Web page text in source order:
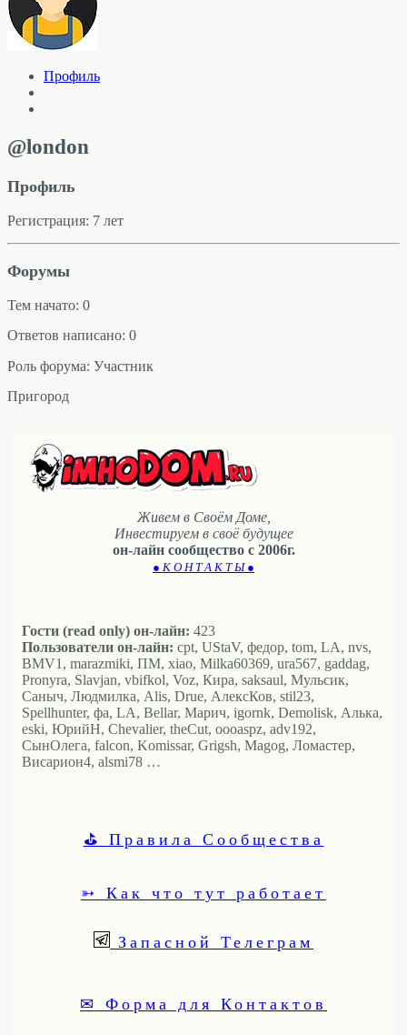
Профиль
@london
Профиль
Регистрация: 7 лет
Форумы
Тем начато: 0
Ответов написано: 0
Роль форума: Участник
Пригород
Живем в Своём Доме,
Инвестируем в своё будущее
он-лайн сообщество с 2006г.
● К О Н Т А К Т Ы ●
Гости (read only) он-лайн: 423
Пользователи он-лайн: cpt, UStaV, федор, tom, LA, nvs,
BMV1, marazmiki, ПМ, xiao, Milka60369, ura567, gaddag,
Pronyra, Slavjan, vbifkol, Voz, Кира, saksaul, Мульсик,
Саныч, Людмилка, Alis, Drue, АлексКов, stil23,
Spellhunter, фа, LA, Bellar, Марич, igornk, Demolisk, Алька,
eski, ЮрийН, Chevalier, theCut, oooaspz, adv192,
СынОлега, falcon, Komissar, Grigsh, Magog, Ломастер,
Висариoн4, alsmi78 …
⛳ Правила Сообщества
➳ Как что тут работает
Запасной Телеграм
✉ Форма для Контактов